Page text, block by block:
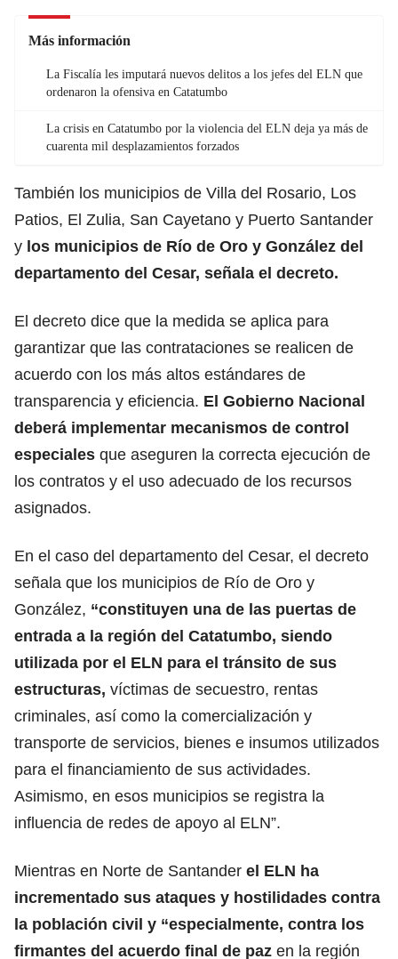
Más información
La Fiscalía les imputará nuevos delitos a los jefes del ELN que
ordenaron la ofensiva en Catatumbo
La crisis en Catatumbo por la violencia del ELN deja ya más de
cuarenta mil desplazamientos forzados
También los municipios de Villa del Rosario, Los
Patios, El Zulia, San Cayetano y Puerto Santander
y los municipios de Río de Oro y González del
departamento del Cesar, señala el decreto.
El decreto dice que la medida se aplica para
garantizar que las contrataciones se realicen de
acuerdo con los más altos estándares de
transparencia y eficiencia. El Gobierno Nacional
deberá implementar mecanismos de control
especiales que aseguren la correcta ejecución de
los contratos y el uso adecuado de los recursos
asignados.
En el caso del departamento del Cesar, el decreto
señala que los municipios de Río de Oro y
González, “constituyen una de las puertas de
entrada a la región del Catatumbo, siendo
utilizada por el ELN para el tránsito de sus
estructuras, víctimas de secuestro, rentas
criminales, así como la comercialización y
transporte de servicios, bienes e insumos utilizados
para el financiamiento de sus actividades.
Asimismo, en esos municipios se registra la
influencia de redes de apoyo al ELN”.
Mientras en Norte de Santander el ELN ha
incrementado sus ataques y hostilidades contra
la población civil y “especialmente, contra los
firmantes del acuerdo final de paz en la región